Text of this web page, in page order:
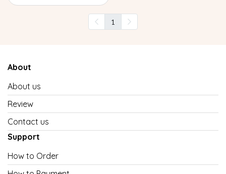
1
About
About us
Review
Contact us
Support
How to Order